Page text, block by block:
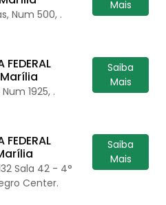
Num 500, .
Mais
1925, .
Saiba
Mais
Sala 42 - 4°
Center.
Saiba
Mais